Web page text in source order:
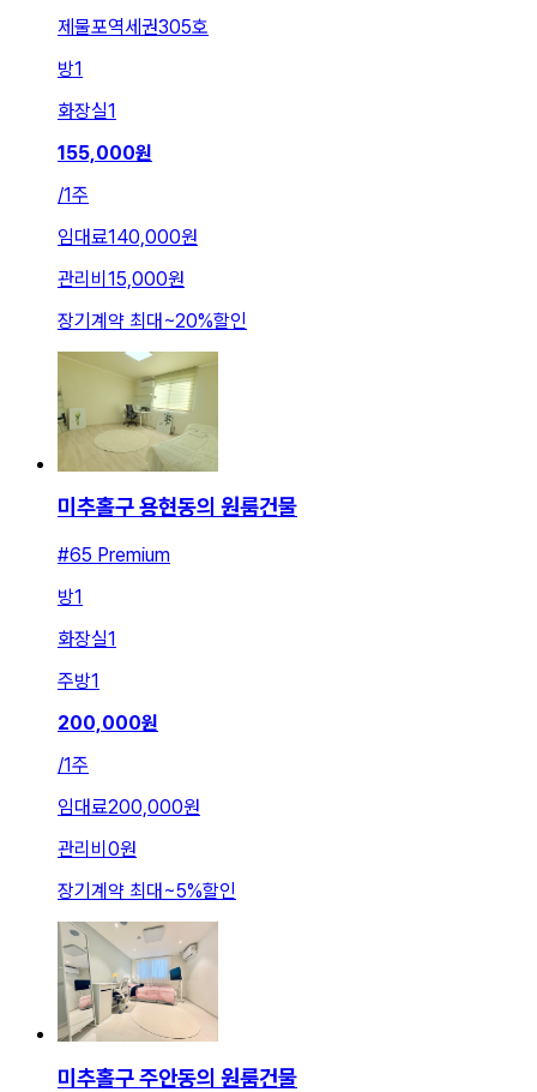
제물포역세권305호
방1
화장실1
155,000원
/1주
임대료140,000원
관리비 15,000원
장기계약 최대~20%할인
미추홀구 용현동의 원룸건물
#65 Premium
방1
화장실1
주방1
200,000원
/1주
임대료200,000원
관리비 0원
장기계약 최대 ~5%할인
미추홀구 주안동의 원룸건물